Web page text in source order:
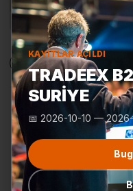
KAYITLAR AÇILDI
TRADEEX
SURIYE
📅 2026-10-10 —
Ürünler
Kategoriler
Teklif Talebi